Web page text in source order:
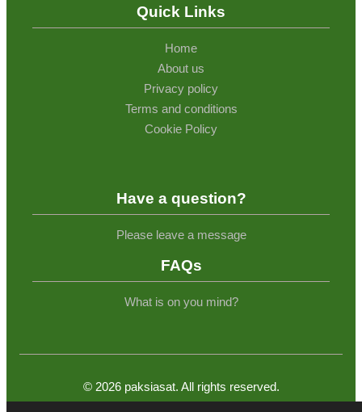
Quick Links
Home
About us
Privacy policy
Terms and conditions
Cookie Policy
Have a question?
Please leave a message
FAQs
What is on you mind?
© 2026paksiasat. All rights reserved.